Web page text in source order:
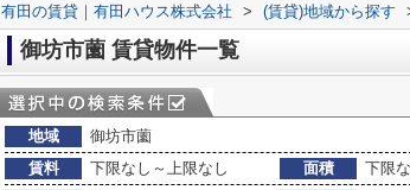
有田の賃貸｜有田ハウス株式会社 > (賃貸)地域から探す
御坊市薗 賃貸物件一覧
地域
御坊市薗
賃料
下限なし～上限なし 面積 下限